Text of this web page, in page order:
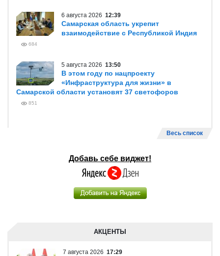
6 августа 2026 12:39
Самарская область укрепит
взаимодействие с Республикой Индия
684
5 августа 2026 13:50
В этом году по нацпроекту
«Инфраструктура для жизни» в
Самарской области установят 37 светофоров
851
Весь список
Добавь себе виджет!
АКЦЕНТЫ
7 августа 2026 17:29